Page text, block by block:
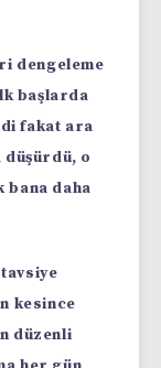
dengeleme
başlarda
fakat ara
o
bana daha
kesince
düzenli